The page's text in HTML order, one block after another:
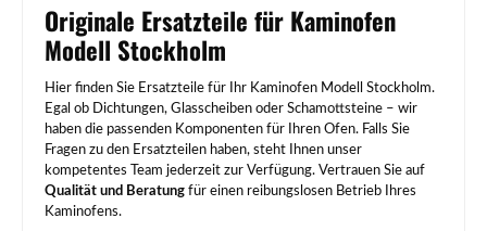
Originale Ersatzteile für Kaminofen
Modell Stockholm
Hier finden Sie Ersatzteile für Ihr Kaminofen Modell Stockholm.
Egal ob Dichtungen, Glasscheiben oder Schamottsteine – wir
haben die passenden Komponenten für Ihren Ofen. Falls Sie
Fragen zu den Ersatzteilen haben, steht Ihnen unser
kompetentes Team jederzeit zur Verfügung. Vertrauen Sie auf
Qualität und Beratung für einen reibungslosen Betrieb Ihres
Kaminofens.